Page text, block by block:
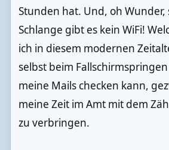
Stunden hat. Und, oh Wunder,
Schlange gibt es kein WiFi!
ich in diesem modernen
selbst beim
meine Mails checken kann,
meine Zeit im Amt mit dem
zu verbringen.